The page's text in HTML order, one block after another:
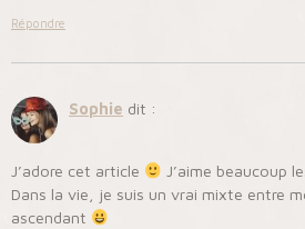
Répondre
Sophie dit :
J’adore cet article
J’aime beaucoup
Dans la vie, je suis un vrai mixte entre
ascendant